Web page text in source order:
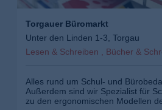
Torgauer Büromarkt
Unter den Linden 1-3, Torgau
Lesen & Schreiben , Bücher &
Alles rund um Schul- und
Außerdem sind wir Spezialist für
zu den ergonomischen Modellen